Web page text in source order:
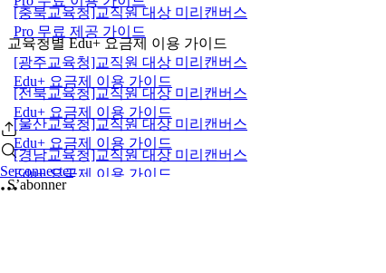
Se connecter
[충북교육청]교직원 대상 미리캔버스
Pro 무료 제공 가이드
교육청별 Edu+ 요금제 이용 가이드
[광주교육청]교직원 대상 미리캔버스
Edu+ 요금제 이용 가이드
[전북교육청]교직원 대상 미리캔버스
Edu+ 요금제 이용 가이드
[울산교육청]교직원 대상 미리캔버스
Edu+ 요금제 이용 가이드
[경남교육청]교직원 대상 미리캔버스
Edu+ 요금제 이용 가이드
S’abonner